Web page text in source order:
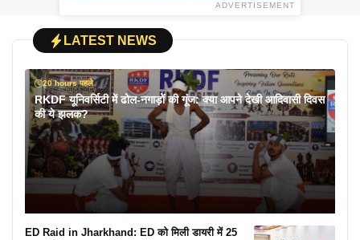
ADVERTISEMENT
LATEST NEWS
20 hours पहले
RKDF यूनिवर्सिटी में ढोल-नगाड़ों की गूंज: क्या आपने देखी आदिवासी दिवस
की ये झलक?
ED Raid in Jharkhand: ED को मिली डायरी में 25